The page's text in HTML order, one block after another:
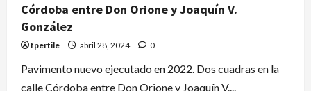
Córdoba entre Don Orione y Joaquín V.
González
fpertile abril 28, 2024 0
Pavimento nuevo ejecutado en 2022. Dos cuadras en la
calle Córdoba entre Don Orione y Joaquín V....